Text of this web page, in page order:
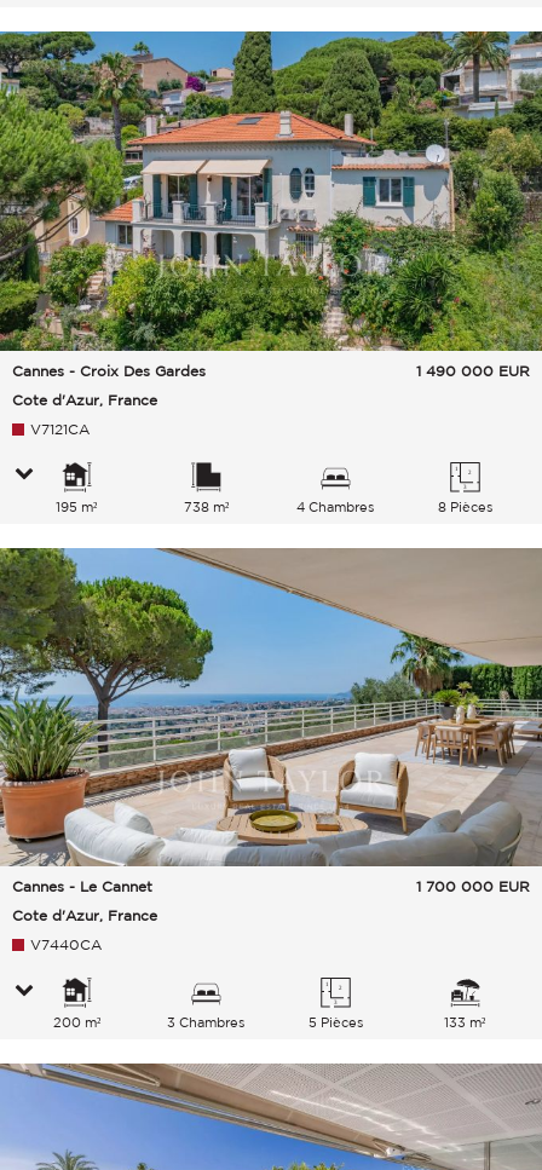
Cannes - Croix Des Gardes
Cote d'Azur, France
1 490 000 EUR
V7121CA
195 m² 738 m² 4 Chambres 8 Pièces
Cannes - Le Cannet
Cote d'Azur, France
1 700 000 EUR
V7440CA
200 m² 3 Chambres 5 Pièces 133 m²